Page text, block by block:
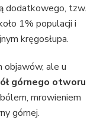
dodatkowego, tzw.
1% populacji i
kręgosłupa.
objawów, ale u
górnego otworu
mrowieniem
górnej.